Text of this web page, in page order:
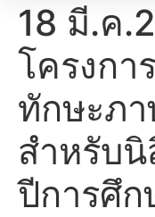
18 มี.ค
โครงก
ทักษะภ
สำหรับ
ปีการศึ